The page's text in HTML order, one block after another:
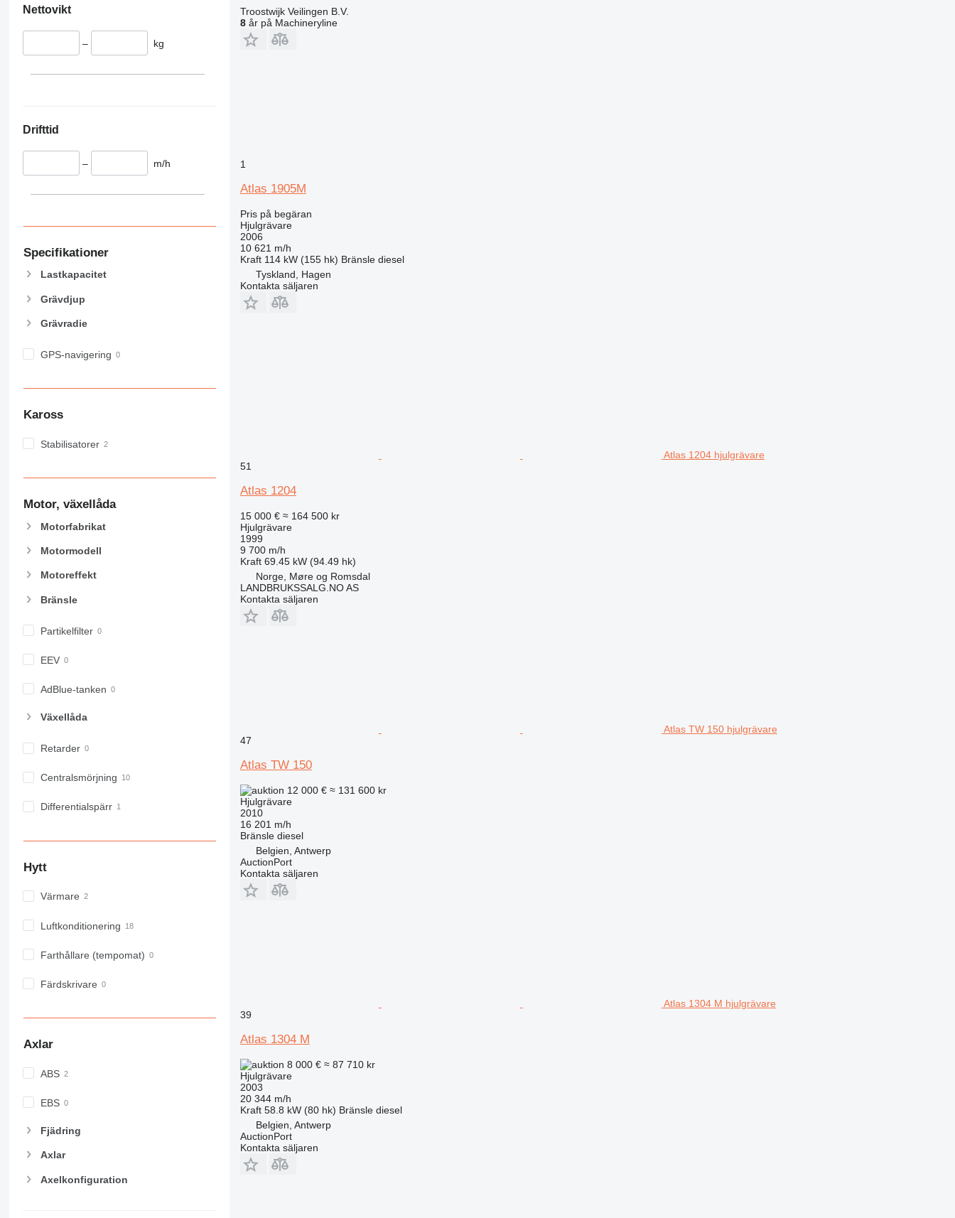
Nettovikt
– kg
Drifttid
– m/h
Specifikationer
Lastkapacitet
Grävdjup
Grävradie
GPS-navigering
Kaross
Stabilisatorer
Motor, växellåda
Motorfabrikat
Motormodell
Motoreffekt
Bränsle
Partikelfilter
EEV
AdBlue-tanken
Växellåda
Retarder
Centralsmörjning
Differentialspärr
Hytt
Värmare
Luftkonditionering
Farthållare (tempomat)
Färdskrivare
Axlar
ABS
EBS
Fjädring
Axlar
Axelkonfiguration
Troostwijk Veilingen B.V.
8år på Machineryline
1
Atlas 1905M
Pris på begäran
Hjulgrävare
2006
10 621 m/h
Kraft 114 kW (155 hk) Bränsle diesel
Tyskland, Hagen
Kontakta säljaren
Atlas 1204 hjulgrävare
51
Atlas 1204
15 000 € ≈ 164 500 kr
Hjulgrävare
1999
9 700 m/h
Kraft 69.45 kW (94.49 hk)
Norge, Møre og Romsdal
LANDBRUKSSALG.NO AS
Kontakta säljaren
Atlas TW 150 hjulgrävare
47
Atlas TW 150
12 000 € ≈ 131 600 kr
Hjulgrävare
2010
16 201 m/h
Bränsle diesel
Belgien, Antwerp
AuctionPort
Kontakta säljaren
Atlas 1304 M hjulgrävare
39
Atlas 1304 M
8 000 € ≈ 87 710 kr
Hjulgrävare
2003
20 344 m/h
Kraft 58.8 kW (80 hk) Bränsle diesel
Belgien, Antwerp
AuctionPort
Kontakta säljaren